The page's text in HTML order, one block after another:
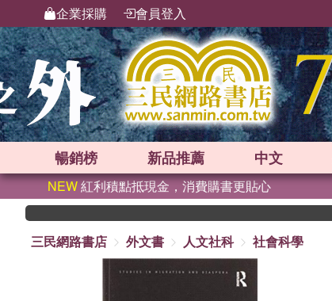
企業採購 會員登入
暢銷榜 新品推薦 中文
NEW紅利積點抵現金，消費購書更貼心
三民網路書店
外文書 人文社科 社會科學